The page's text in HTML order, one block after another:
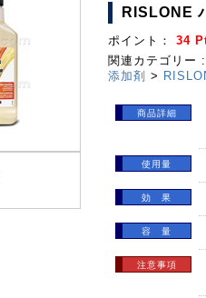
RISLONE
ポイント： 34
関連カテゴリー :
添加剤 >
商品詳細
使用量
効 果
容 量
注意事項